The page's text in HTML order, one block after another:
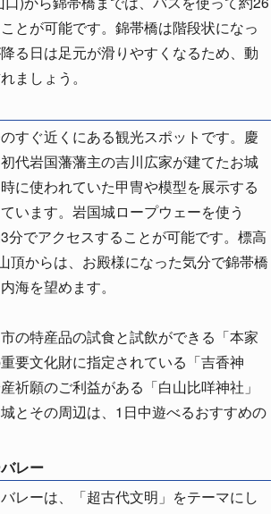
とが可能です。錦帯橋は階段状になっ
る日は足元が滑りやすくなるため、動
ましょう。
すぐ近くにある観光スポットです。慶
代岩国藩藩主の吉川広家が建てたお城
に使われていた甲冑や模型を展示する
います。岩国城ロープウェーを使う
分でアクセスすることが可能です。標高
頂からは、お殿様になった気分で錦帯橋
海を望めます。
の特産品の試食と試飲ができる「本家
要文化財に指定されている「吉香神
祈願のご利益がある「白山比咩神社」
とその周辺は、1日中遊べるおすすめの
レー
レーは、「超古代文明」をテーマにし